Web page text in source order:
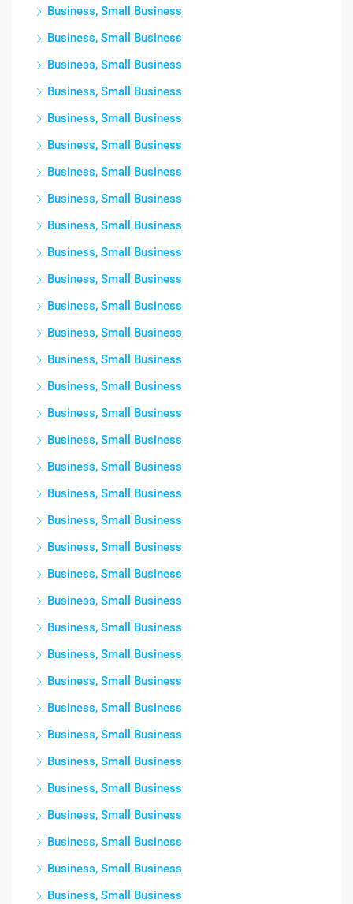
Business, Small Business
Business, Small Business
Business, Small Business
Business, Small Business
Business, Small Business
Business, Small Business
Business, Small Business
Business, Small Business
Business, Small Business
Business, Small Business
Business, Small Business
Business, Small Business
Business, Small Business
Business, Small Business
Business, Small Business
Business, Small Business
Business, Small Business
Business, Small Business
Business, Small Business
Business, Small Business
Business, Small Business
Business, Small Business
Business, Small Business
Business, Small Business
Business, Small Business
Business, Small Business
Business, Small Business
Business, Small Business
Business, Small Business
Business, Small Business
Business, Small Business
Business, Small Business
Business, Small Business
Business, Small Business